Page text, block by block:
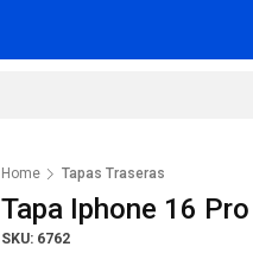
Home Tapas Traseras
Tapa Iphone 16
SKU: 6762